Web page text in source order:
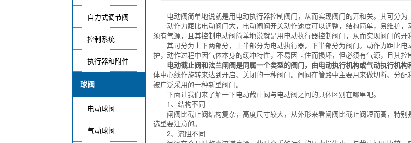
自力式调节阀
控制系统
执行器和附件
球阀
电动球阀
气动球阀
电动阀简单地说就是用电动执行器控制阀门，从而实现阀门的开和关。其可分为
动作力距比电动阀门大，电动闸阀开关动作速度可以调整，结构简单，易维护，
须有气源，且其控制电动阀简单地说就是用电动执行器控制阀门，从而实现阀门的开
其可分为上下两部分，上半部分为电动执行器，下半部分为阀门。动作力距比电
护，动作过程中因气体本身的缓冲特性，不易因卡住而损坏，但必须有气源，且其控
电动截止阀和法兰闸阀是同属一个类型的阀门，由电动执行机构或气动执行机构
体中心线作旋转来达到开启、关闭的一种阀门。闸阀在管路中主要用来做切断、分
被广泛采用的一种新型阀门。
下面让我们来了解一下电动截止阀与电动阀之间的具体区别在哪里吧。
1、结构不同
闸阀比截止阀结构复杂，高度尺寸较大，从外形来看闸阀比截止阀短而高，特别
选型要注意的。
2、流阻不同